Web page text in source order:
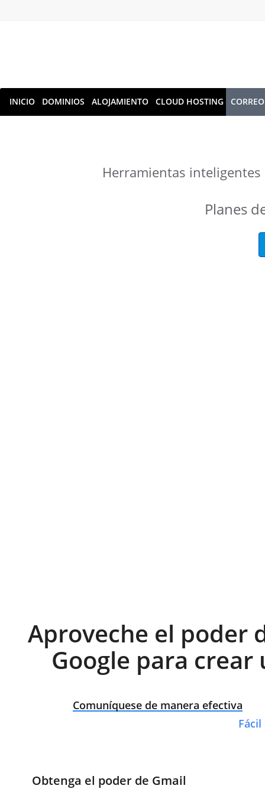
INICIO DOMINIOS ALOJAMIENTO CLOUD HOSTING
Herramientas
Planes
Aproveche el poder
Google para
Comuníquese de manera efectiva
Obtenga el poder de Gmail